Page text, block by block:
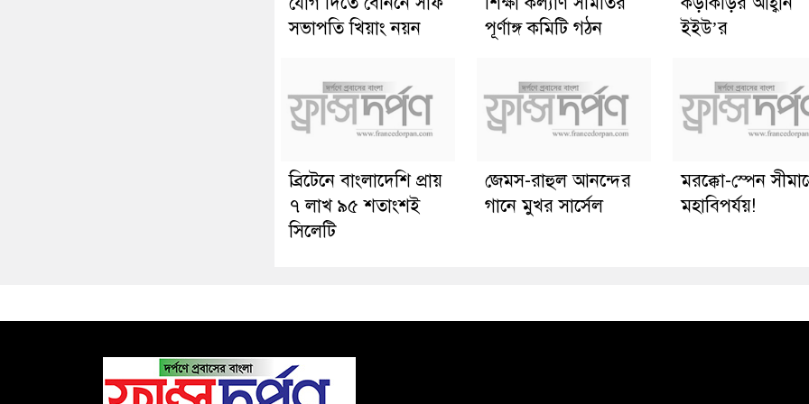
সভাপতি খিয়াং নয়ন
পূর্ণাঙ্গ কমিটি গঠন
ইইউ’র
ব্রিটেনে বাংলাদেশি প্রায়
৭ লাখ ৯৫ শতাংশই
সিলেটি
জেমস-রাহুল আনন্দের
গানে মুখর সার্সেল
মরক্কো-স্পেন
মহাবিপর্যয়!